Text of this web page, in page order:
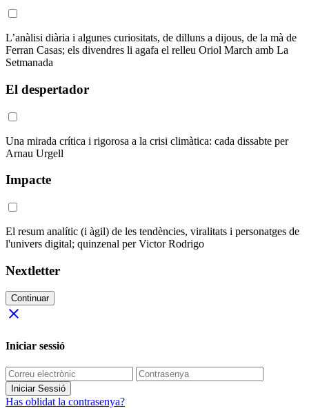
L’anàlisi diària i algunes curiositats, de dilluns a dijous, de la mà de
Ferran Casas; els divendres li agafa el relleu Oriol March amb La
Setmanada
El despertador
Una mirada crítica i rigorosa a la crisi climàtica: cada dissabte per
Arnau Urgell
Impacte
El resum analític (i àgil) de les tendències, viralitats i personatges de
l'univers digital; quinzenal per Victor Rodrigo
Nextletter
Continuar
close
Iniciar sessió
Iniciar Sessió
Has oblidat la contrasenya?